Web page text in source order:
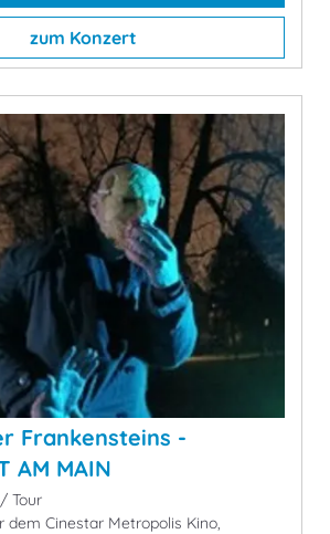
zum Konzert
Frankensteins -
AM MAIN
Tour
dem Cinestar Metropolis Kino,